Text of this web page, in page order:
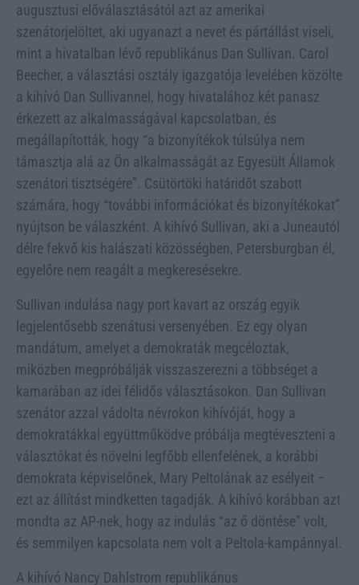
augusztusi előválasztásától azt az amerikai
szenátorjelöltet, aki ugyanazt a nevet és pártállást viseli,
mint a hivatalban lévő republikánus Dan Sullivan. Carol
Beecher, a választási osztály igazgatója levelében közölte
a kihívó Dan Sullivannel, hogy hivatalához két panasz
érkezett az alkalmasságával kapcsolatban, és
megállapították, hogy “a bizonyítékok túlsúlya nem
támasztja alá az Ön alkalmasságát az Egyesült Államok
szenátori tisztségére”. Csütörtöki határidőt szabott
számára, hogy “további információkat és bizonyítékokat”
nyújtson be válaszként. A kihívó Sullivan, aki a Juneautól
délre fekvő kis halászati közösségben, Petersburgban él,
egyelőre nem reagált a megkeresésekre.
Sullivan indulása nagy port kavart az ország egyik
legjelentősebb szenátusi versenyében. Ez egy olyan
mandátum, amelyet a demokraták megcéloztak,
miközben megpróbálják visszaszerezni a többséget a
kamarában az idei félidős választásokon. Dan Sullivan
szenátor azzal vádolta névrokon kihívóját, hogy a
demokratákkal együttműködve próbálja megtéveszteni a
választókat és növelni legfőbb ellenfelének, a korábbi
demokrata képviselőnek, Mary Peltolának az esélyeit –
ezt az állítást mindketten tagadják. A kihívó korábban azt
mondta az AP-nek, hogy az indulás “az ő döntése” volt,
és semmilyen kapcsolata nem volt a Peltola-kampánnyal.
A kihívó Nancy Dahlstrom republikánus